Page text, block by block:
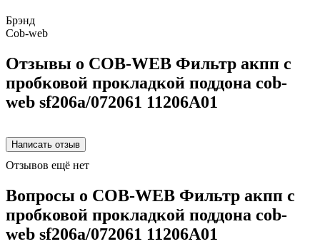
Брэнд
Cob-web
Отзывы о COB-WEB Фильтр акпп с
пробковой прокладкой поддона cob-
web sf206a/072061 11206A01
Отзывов ещё нет
Вопросы о COB-WEB Фильтр акпп с
пробковой прокладкой поддона cob-
web sf206a/072061 11206A01